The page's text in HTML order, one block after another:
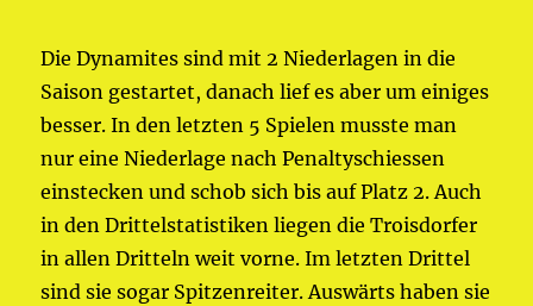
Die Dynamites sind mit 2 Niederlagen in die
Saison gestartet, danach lief es aber um einiges
besser. In den letzten 5 Spielen musste man
nur eine Niederlage nach Penaltyschiessen
einstecken und schob sich bis auf Platz 2. Auch
in den Drittelstatistiken liegen die Troisdorfer
in allen Dritteln weit vorne. Im letzten Drittel
sind sie sogar Spitzenreiter. Auswärts haben sie